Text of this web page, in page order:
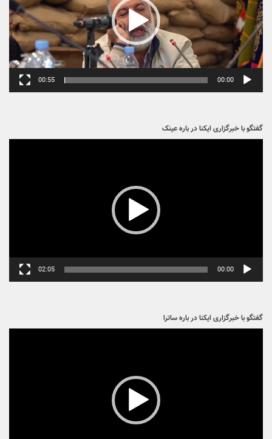
00:00
00:55
گفتگو با خبرگزاری ایکنا در باره عینک
00:00
02:05
گفتگو با خبرگزاری ایکنا در باره ساترا